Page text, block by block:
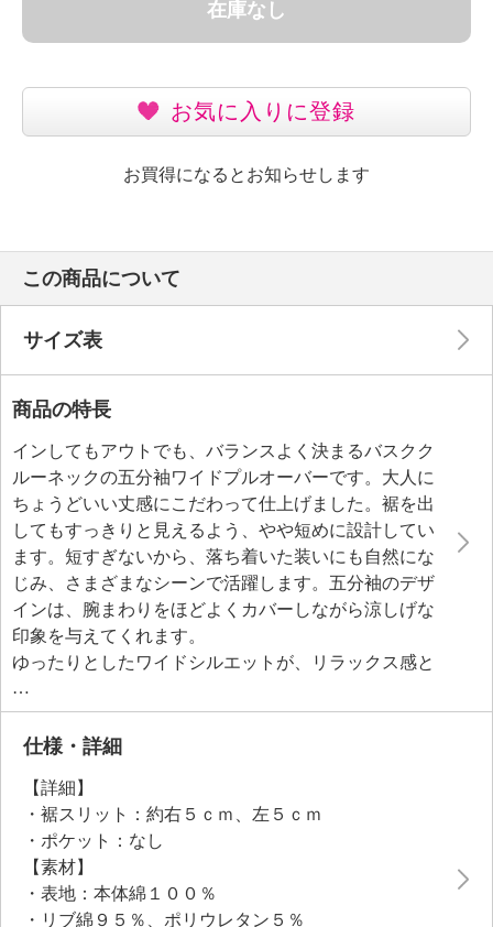
在庫なし
お気に入りに登録
お買得になるとお知らせします
この商品について
サイズ表
商品の特長
インしてもアウトでも、バランスよく決まるバスクク
ルーネックの五分袖ワイドプルオーバーです。大人に
ちょうどいい丈感にこだわって仕上げました。裾を出
してもすっきりと見えるよう、やや短めに設計してい
ます。短すぎないから、落ち着いた装いにも自然にな
じみ、さまざまなシーンで活躍します。五分袖のデザ
インは、腕まわりをほどよくカバーしながら涼しげな
印象を与えてくれます。
ゆったりとしたワイドシルエットが、リラックス感と
こなれた雰囲気を演出。クルーネックは首元をすっき
りと見せ、デコルテラインを美しく見せてくれます。
ボトムスを選ばない万能なアイテムで、デニムやスカ
やすいのが魅力です。一枚でさらりと着ても様にな
り、レイヤードスタイルにも対応できる優れもの。シ
ンプルなデザインだからこそ、アクセサリーや小物で
自分らしいコーディネイトを楽しめます。
仕様・詳細
【詳細】
・裾スリット：約右５ｃｍ、左５ｃｍ
・ポケット：なし
【素材】
・表地：本体綿１００％
・リブ綿９５％、ポリウレタン５％